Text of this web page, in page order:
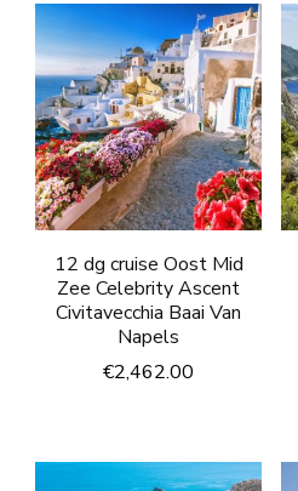
12 dg cruise Oost Mid
Zee Celebrity Ascent
Civitavecchia Baai Van
Napels
€2,462.00